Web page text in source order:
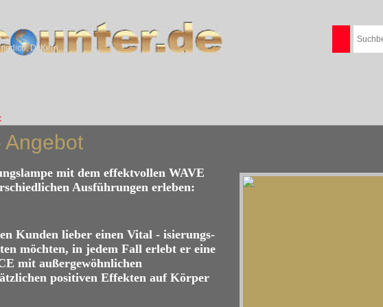
Solariumröhren,Heimsolarien von Hapro, Cosmedico, Dr.Kern, Megasun & Ergoline
Angebot
mit dem effektvollen WAVE
Ausführungen erleben:
Kunden lieber einen Vital - isierungs-
möchten, in jedem Fall erlebt er eine
mit außergewöhnlichen
positiven Effekten auf Körper